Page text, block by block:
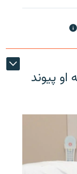
پیوند